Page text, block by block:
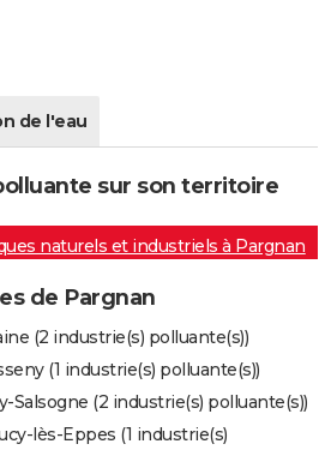
de l'eau
sur son territoire
naturels et industriels à Pargnan
de Pargnan
(2 industrie(s) polluante(s))
(1 industrie(s) polluante(s))
Salsogne (2 industrie(s) polluante(s))
lès-Eppes (1 industrie(s)